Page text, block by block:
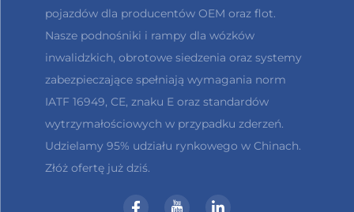
pojazdów dla producentów OEM oraz flot.
Nasze podnośniki i rampy dla wózków
inwalidzkich, obrotowe siedzenia oraz systemy
zabezpieczające spełniają wymagania norm
IATF 16949, CE, znaku E oraz standardów
wytrzymałościowych w przypadku zderzeń.
Udzielamy 95% udziału rynkowego w Chinach.
Złóż ofertę już dziś.